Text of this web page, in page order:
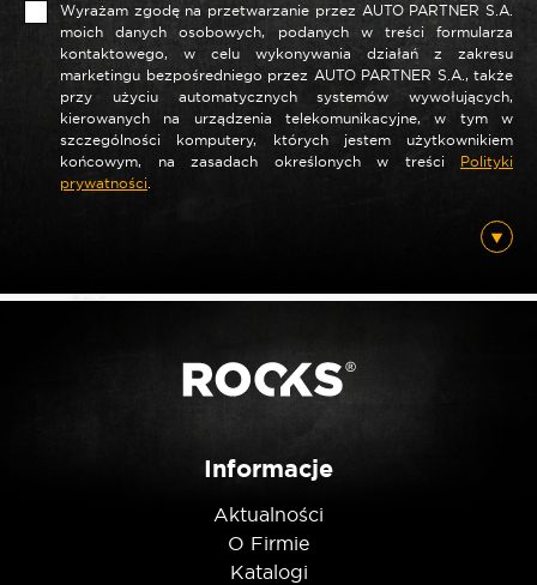
Nazwa *
E-mail*
Wyrażam zgodę na przetwarzanie przez AUTO PARTNER S.A.
moich danych osobowych, podanych w treści formularza
kontaktowego, w celu wykonywania działań z zakresu
marketingu bezpośredniego przez AUTO PARTNER S.A., także
przy użyciu automatycznych systemów wywołujących,
kierowanych na urządzenia telekomunikacyjne, w tym w
szczególności komputery, których jestem użytkownikiem
końcowym, na zasadach określonych w treści Polityki
prywatności.
Informacje
Aktualności
O Firmie
Katalogi